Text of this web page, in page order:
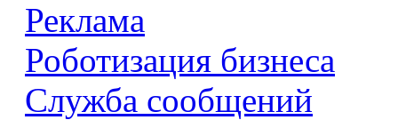
Реклама
Роботизация бизнеса
Служба сообщений